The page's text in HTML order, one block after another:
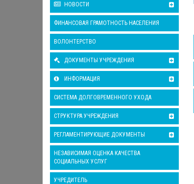
НОВОСТИ
ФИНАНСОВАЯ ГРАМОТНОСТЬ НАСЕЛЕНИЯ
ВОЛОНТЕРСТВО
ДОКУМЕНТЫ УЧРЕЖДЕНИЯ
ИНФОРМАЦИЯ
СИСТЕМА ДОЛГОВРЕМЕННОГО УХОДА
СТРУКТУРА УЧРЕЖДЕНИЯ
РЕГЛАМЕНТИРУЮЩИЕ ДОКУМЕНТЫ
НЕЗАВИСИМАЯ ОЦЕНКА КАЧЕСТВА
СОЦИАЛЬНЫХ УСЛУГ
УЧРЕДИТЕЛЬ